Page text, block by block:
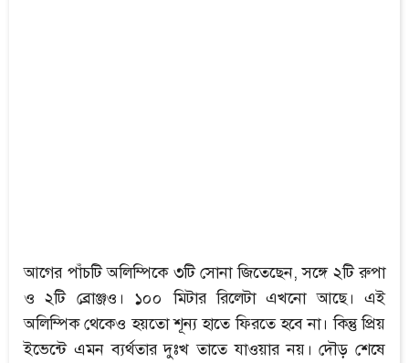
আগের পাঁচটি অলিম্পিকে ৩টি সোনা জিতেছেন, সঙ্গে ২টি রুপা
ও ২টি ব্রোঞ্জও। ১০০ মিটার রিলেটা এখনো আছে। এই
অলিম্পিক থেকেও হয়তো শূন্য হাতে ফিরতে হবে না। কিন্তু প্রিয়
ইভেন্টে এমন ব্যর্থতার দুঃখ তাতে যাওয়ার নয়। দৌড় শেষে